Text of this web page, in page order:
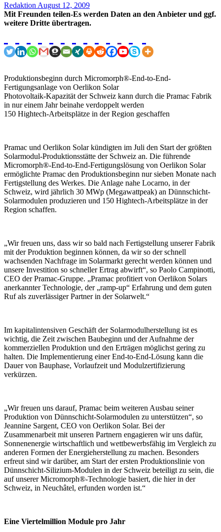
Redaktion August 12, 2009
Mit Freunden teilen-Es werden Daten an den Anbieter und ggf.
weitere Dritte übertragen.
Produktionsbeginn durch Micromorph®-End-to-End-
Fertigungsanlage von Oerlikon Solar
Photovoltaik-Kapazität der Schweiz kann durch die Pramac Fabrik
in nur einem Jahr beinahe verdoppelt werden
150 Hightech-Arbeitsplätze in der Region geschaffen
Pramac und Oerlikon Solar kündigten im Juli den Start der größten
Solarmodul-Produktionsstätte der Schweiz an. Die führende
Micromorph®-End-to-End-Fertigungslösung von Oerlikon Solar
ermöglichte Pramac den Produktionsbeginn nur sieben Monate nach
Fertigstellung des Werkes. Die Anlage nahe Locarno, in der
Schweiz, wird jährlich 30 MWp (Megawattpeak) an Dünnschicht-
Solarmodulen produzieren und 150 Hightech-Arbeitsplätze in der
Region schaffen.
„Wir freuen uns, dass wir so bald nach Fertigstellung unserer Fabrik
mit der Produktion beginnen können, da wir so der schnell
wachsenden Nachfrage im Solarmarkt gerecht werden können und
unsere Investition so schneller Ertrag abwirft“, so Paolo Campinotti,
CEO der Pramac-Gruppe. „Pramac profitiert von Oerlikon Solars
anerkannter Technologie, der „ramp-up“ Erfahrung und dem guten
Ruf als zuverlässiger Partner in der Solarwelt.“
Im kapitalintensiven Geschäft der Solarmodulherstellung ist es
wichtig, die Zeit zwischen Baubeginn und der Aufnahme der
kommerziellen Produktion und den Erträgen möglichst gering zu
halten. Die Implementierung einer End-to-End-Lösung kann die
Dauer von Bauphase, Vorlaufzeit und Modulzertifizierung
verkürzen.
„Wir freuen uns darauf, Pramac beim weiteren Ausbau seiner
Produktion von Dünnschicht-Solarmodulen zu unterstützen“, so
Jeannine Sargent, CEO von Oerlikon Solar. Bei der
Zusammenarbeit mit unseren Partnern engagieren wir uns dafür,
Sonnenenergie wirtschaftlich und wettbewerbsfähig im Vergleich zu
anderen Formen der Energieherstellung zu machen. Besonders
erfreut sind wir darüber, am Start der ersten Produktionslinie von
Dünnschicht-Silizium-Modulen in der Schweiz beteiligt zu sein, die
auf unserer Micromorph®-Technologie basiert, die hier in der
Schweiz, in Neuchâtel, erfunden worden ist.“
Eine Viertelmillion Module pro Jahr